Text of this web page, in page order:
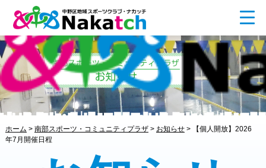
ホーム > 南部スポーツ・コミュニティプラザ> お知らせ>
【個人開放】2026
年7月開催日程